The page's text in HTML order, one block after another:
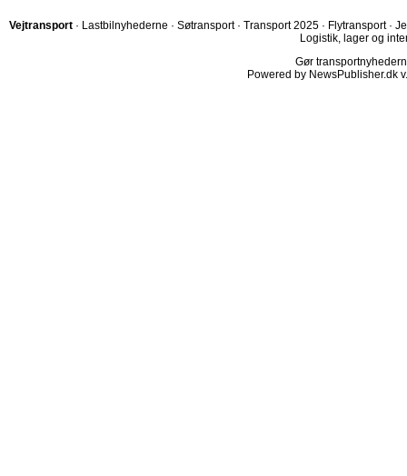
Vejtransport · Lastbilnyhederne · Søtransport · Transport 2025 · Flytransport ·
Logistik, lager og
Gør
Powered by NewsPublisher.dk